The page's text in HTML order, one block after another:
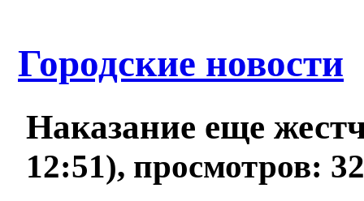
Городские новости
Наказание еще
12:51), просмотров: